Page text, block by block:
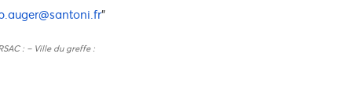
"
: – Ville du greffe :